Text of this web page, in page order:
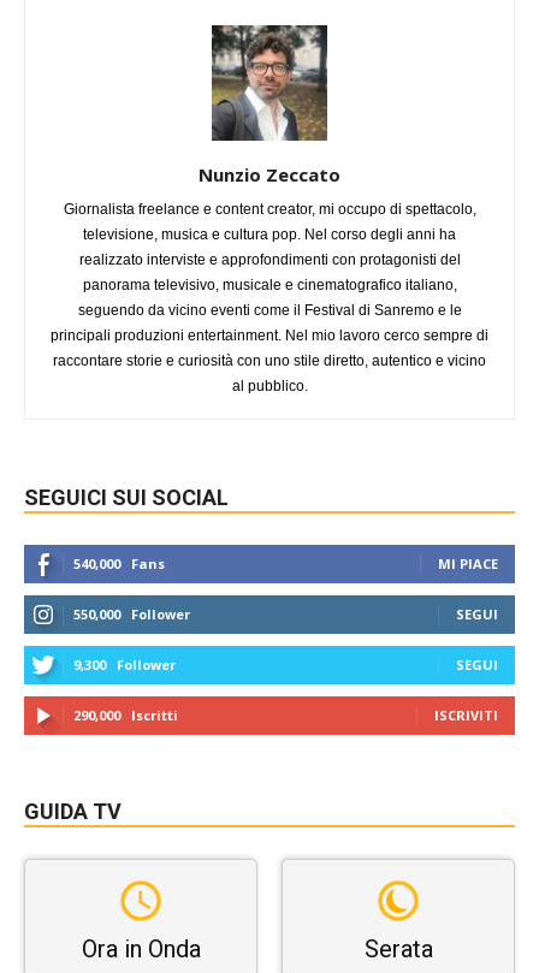
Nunzio Zeccato
Giornalista freelance e content creator, mi occupo di spettacolo,
televisione, musica e cultura pop. Nel corso degli anni ha
realizzato interviste e approfondimenti con protagonisti del
panorama televisivo, musicale e cinematografico italiano,
seguendo da vicino eventi come il Festival di Sanremo e le
principali produzioni entertainment. Nel mio lavoro cerco sempre di
raccontare storie e curiosità con uno stile diretto, autentico e vicino
al pubblico.
SEGUICI SUI SOCIAL
540,000 Fans MI PIACE
550,000 Follower SEGUI
9,300 Follower SEGUI
290,000 Iscritti ISCRIVITI
GUIDA TV
Ora in Onda Serata